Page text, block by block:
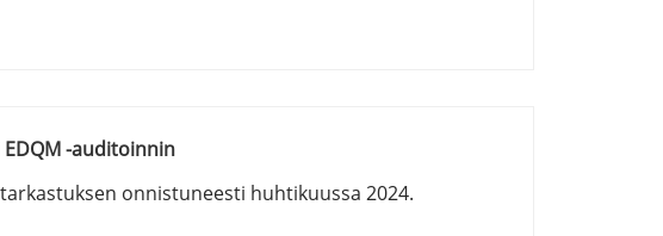
-auditoinnin
onnistuneesti huhtikuussa 2024.